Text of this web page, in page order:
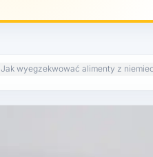
Jak wyegzekwować alimenty z